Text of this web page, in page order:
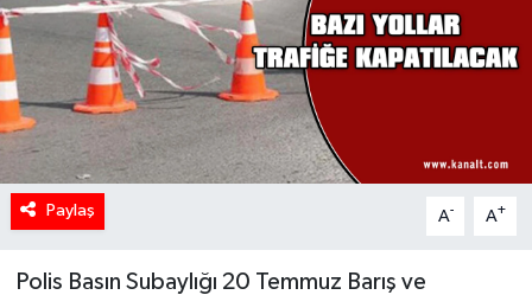
Paylaş A- A+
Polis Basın Subaylığı 20 Temmuz Barış ve